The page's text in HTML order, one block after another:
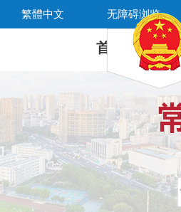
繁體中文 无障碍浏览
首 页